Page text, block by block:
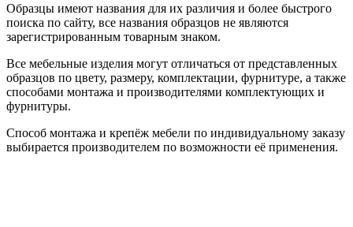
Образцы имеют названия для их различия и более быстрого
поиска по сайту, все названия образцов не являются
зарегистрированным товарным знаком.
Все мебельные изделия могут отличаться от представленных
образцов по цвету, размеру, комплектации, фурнитуре, а также
способами монтажа и производителями комплектующих и
фурнитуры.
Способ монтажа и крепёж мебели по индивидуальному заказу
выбирается производителем по возможности её применения.